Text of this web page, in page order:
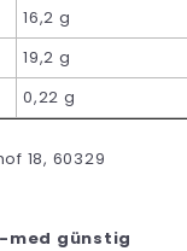
16,2 g
19,2 g
0,22 g
18, 60329
med günstig